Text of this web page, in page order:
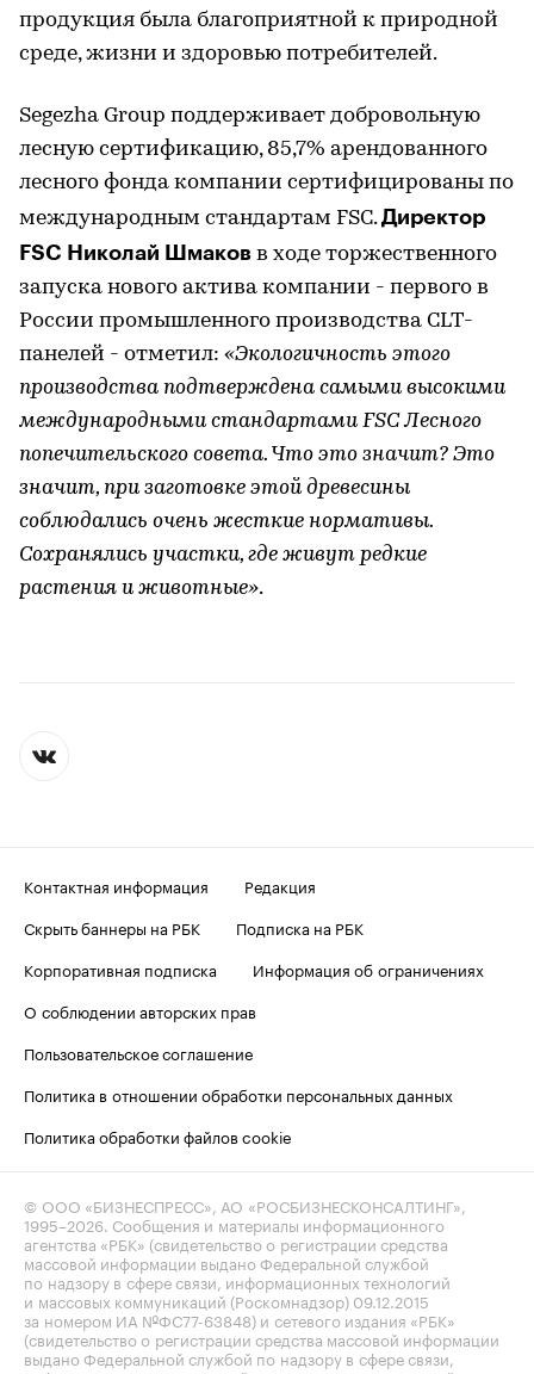
продукция была благоприятной к природной
среде, жизни и здоровью потребителей.
Segezha Group поддерживает добровольную
лесную сертификацию, 85,7% арендованного
лесного фонда компании сертифицированы по
международным стандартам FSC.Директор
FSC Николай Шмаков в ходе торжественного
запуска нового актива компании - первого в
России промышленного производства CLT-
панелей - отметил: «Экологичность этого
производства подтверждена самыми высокими
международными стандартами FSC Лесного
попечительского совета. Что это значит? Это
значит, при заготовке этой древесины
соблюдались очень жесткие нормативы.
Сохранялись участки, где живут редкие
растения и животные».
Контактная информация
Редакция
Скрыть баннеры на РБК
Подписка на РБК
Корпоративная подписка
Информация об ограничениях
О соблюдении авторских прав
Пользовательское соглашение
Политика в отношении обработки персональных данных
Политика обработки файлов cookie
© ООО «БИЗНЕСПРЕСС», АО «РОСБИЗНЕСКОНСАЛТИНГ»,
1995–2026 . Сообщения и материалы информационного
агентства «РБК» (свидетельство о регистрации средства
массовой информации выдано Федеральной службой
по надзору в сфере связи, информационных технологий
и массовых коммуникаций (Роскомнадзор) 09.12.2015
за номером ИА №ФС77-63848) и сетевого издания «РБК»
(свидетельство о регистрации средства массовой информации
выдано Федеральной службой по надзору в сфере связи,